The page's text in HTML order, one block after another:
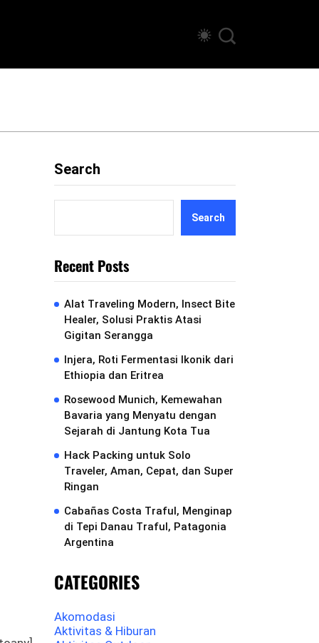
Search
Search
Recent Posts
Alat Traveling Modern, Insect Bite
Healer, Solusi Praktis Atasi
Gigitan Serangga
Injera, Roti Fermentasi Ikonik dari
Ethiopia dan Eritrea
Rosewood Munich, Kemewahan
Bavaria yang Menyatu dengan
Sejarah di Jantung Kota Tua
Hack Packing untuk Solo
Traveler, Aman, Cepat, dan Super
Ringan
Cabañas Costa Traful, Menginap
di Tepi Danau Traful, Patagonia
Argentina
CATEGORIES
Akomodasi
Aktivitas & Hiburan